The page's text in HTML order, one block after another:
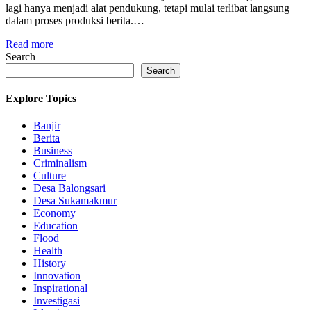
lagi hanya menjadi alat pendukung, tetapi mulai terlibat langsung
dalam proses produksi berita.…
Read more
Search
Search
Explore Topics
Banjir
Berita
Business
Criminalism
Culture
Desa Balongsari
Desa Sukamakmur
Economy
Education
Flood
Health
History
Innovation
Inspirational
Investigasi